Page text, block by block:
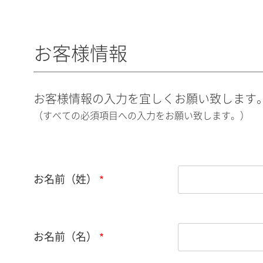
お客様情報
お客様情報の入力を宜しくお願い致します
（すべての必須項目への入力をお願い致します。）
お名前（姓）
お名前（名）